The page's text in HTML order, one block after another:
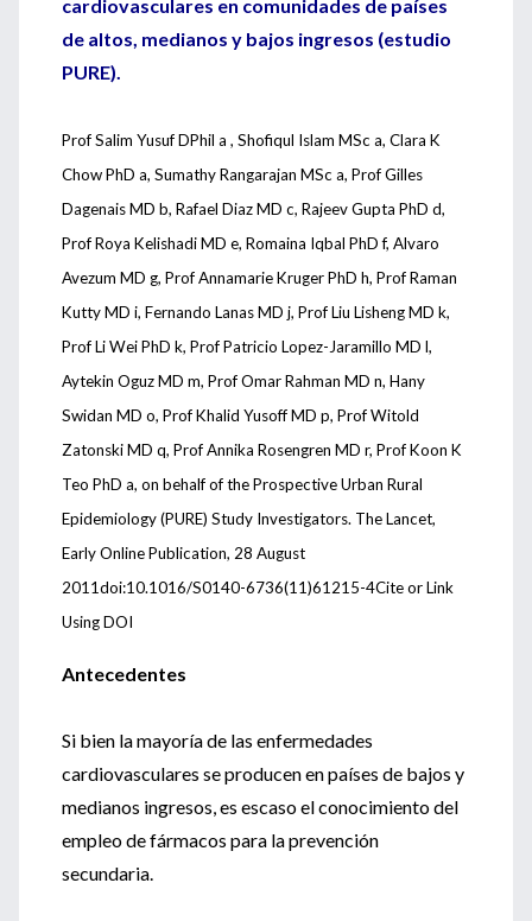
cardiovasculares en comunidades de países
de altos, medianos y bajos ingresos (estudio
PURE).
Prof Salim Yusuf DPhil a , Shofiqul Islam MSc a, Clara K
Chow PhD a, Sumathy Rangarajan MSc a, Prof Gilles
Dagenais MD b, Rafael Diaz MD c, Rajeev Gupta PhD d,
Prof Roya Kelishadi MD e, Romaina Iqbal PhD f, Alvaro
Avezum MD g, Prof Annamarie Kruger PhD h, Prof Raman
Kutty MD i, Fernando Lanas MD j, Prof Liu Lisheng MD k,
Prof Li Wei PhD k, Prof Patricio Lopez-Jaramillo MD l,
Aytekin Oguz MD m, Prof Omar Rahman MD n, Hany
Swidan MD o, Prof Khalid Yusoff MD p, Prof Witold
Zatonski MD q, Prof Annika Rosengren MD r, Prof Koon K
Teo PhD a, on behalf of the Prospective Urban Rural
Epidemiology (PURE) Study Investigators. The Lancet,
Early Online Publication, 28 August
2011doi:10.1016/S0140-6736(11)61215-4Cite or Link
Using DOI
Antecedentes
Si bien la mayoría de las enfermedades
cardiovasculares se producen en países de bajos y
medianos ingresos, es escaso el conocimiento del
empleo de fármacos para la prevención
secundaria.